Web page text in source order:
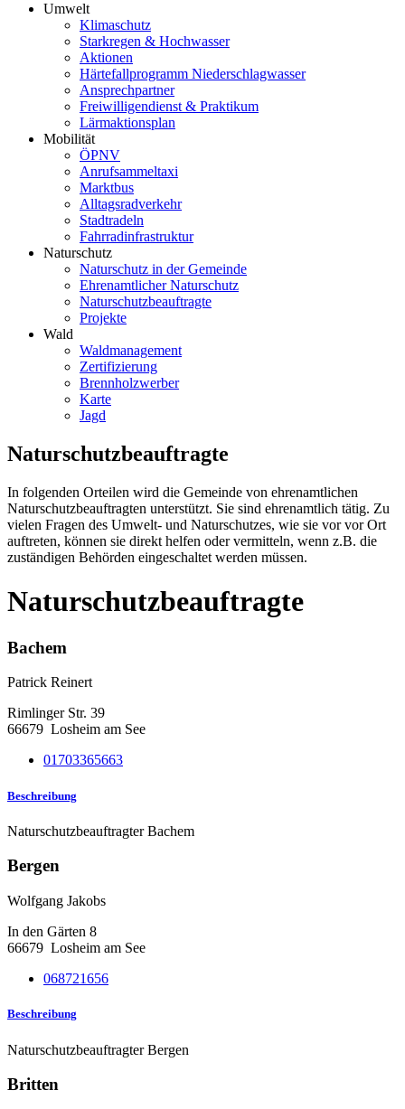
Umwelt
Klimaschutz
Starkregen & Hochwasser
Aktionen
Härtefallprogramm Niederschlagwasser
Ansprechpartner
Freiwilligendienst & Praktikum
Lärmaktionsplan
Mobilität
ÖPNV
Anrufsammeltaxi
Marktbus
Alltagsradverkehr
Stadtradeln
Fahrradinfrastruktur
Naturschutz
Naturschutz in der Gemeinde
Ehrenamtlicher Naturschutz
Naturschutzbeauftragte
Projekte
Wald
Waldmanagement
Zertifizierung
Brennholzwerber
Karte
Jagd
Naturschutzbeauftragte
In folgenden Orteilen wird die Gemeinde von ehrenamtlichen
Naturschutzbeauftragten unterstützt. Sie sind ehrenamtlich tätig. Zu
vielen Fragen des Umwelt- und Naturschutzes, wie sie vor vor Ort
auftreten, können sie direkt helfen oder vermitteln, wenn z.B. die
zuständigen Behörden eingeschaltet werden müssen.
Naturschutzbeauftragte
Bachem
Patrick Reinert
Rimlinger Str. 39
66679 Losheim am See
01703365663
Beschreibung
Naturschutzbeauftragter Bachem
Bergen
Wolfgang Jakobs
In den Gärten 8
66679 Losheim am See
068721656
Beschreibung
Naturschutzbeauftragter Bergen
Britten